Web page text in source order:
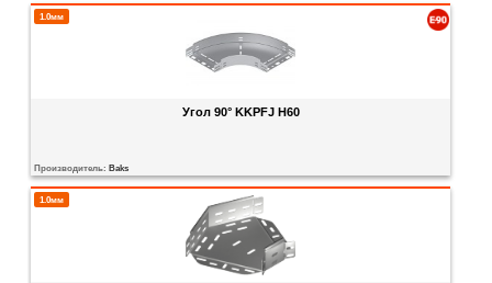
1.0мм
Угол 90° KKPFJ H60
Производитель: Baks
1.0мм